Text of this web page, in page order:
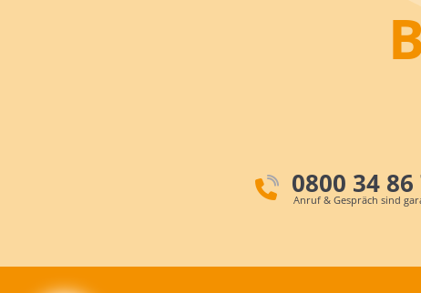
0800 34 86
Anruf & Gespräch sind